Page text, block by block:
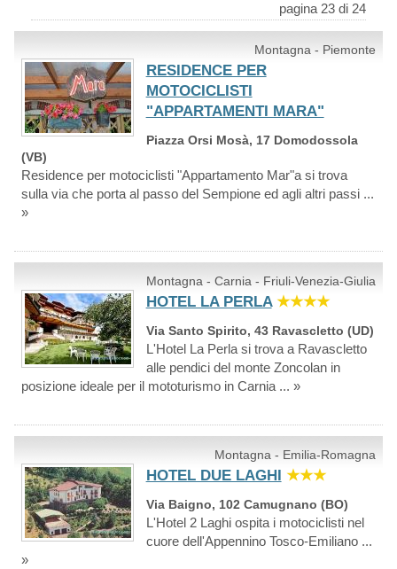
pagina 23 di 24
Montagna - Piemonte
RESIDENCE PER
MOTOCICLISTI
"APPARTAMENTI MARA"
Piazza Orsi Mosà, 17 Domodossola
(VB)
Residence per motociclisti "Appartamento Mar"a si trova
sulla via che porta al passo del Sempione ed agli altri passi ...
»
Montagna - Carnia - Friuli-Venezia-Giulia
HOTEL LA PERLA ★★★★
Via Santo Spirito, 43 Ravascletto (UD)
L'Hotel La Perla si trova a Ravascletto
alle pendici del monte Zoncolan in
posizione ideale per il mototurismo in Carnia ... »
Montagna - Emilia-Romagna
HOTEL DUE LAGHI ★★★
Via Baigno, 102 Camugnano (BO)
L'Hotel 2 Laghi ospita i motociclisti nel
cuore dell'Appennino Tosco-Emiliano ...
»